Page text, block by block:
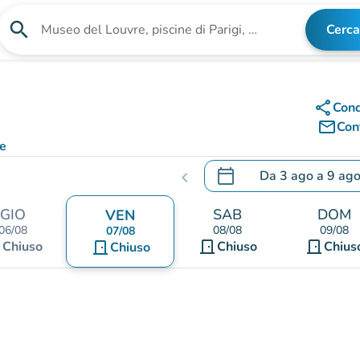
search Cerca una struttura Cerca
share
mail_outline
chevron_left calendar_today Da 3 agoa 9 ago
.Aprire il calendario per
GIO
08
Chiuso
VEN
07/08
door_front Chiuso
SAB
08/08
door_frontChiuso
DOM
09/08
door_front